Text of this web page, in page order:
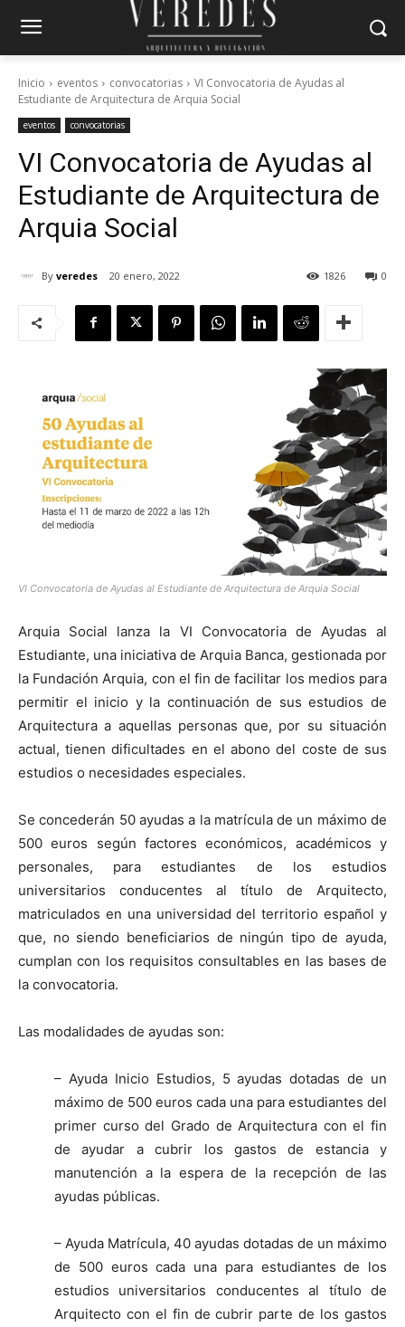
Inicio eventos convocatorias
VI Convocatoria de Ayudas al
Estudiante de Arquitectura de Arquia Social
eventos convocatorias
VI Convocatoria de Ayudas al
Estudiante de Arquitectura de
Arquia Social
By veredes 20 enero, 2022 0
1826
VI Convocatoria de Ayudas al Estudiante de Arquitectura de Arquia Social
Arquia Social lanza la VI Convocatoria de Ayudas al
Estudiante, una iniciativa de Arquia Banca, gestionada por
la Fundación Arquia, con el fin de facilitar los medios para
permitir el inicio y la continuación de sus estudios de
Arquitectura a aquellas personas que, por su situación
actual, tienen dificultades en el abono del coste de sus
estudios o necesidades especiales.
Se concederán 50 ayudas a la matrícula de un máximo de
500 euros según factores económicos, académicos y
personales, para estudiantes de los estudios
universitarios conducentes al título de Arquitecto,
matriculados en una universidad del territorio español y
que, no siendo beneficiarios de ningún tipo de ayuda,
cumplan con los requisitos consultables en las bases de
la convocatoria.
Las modalidades de ayudas son:
– Ayuda Inicio Estudios, 5 ayudas dotadas de un
máximo de 500 euros cada una para estudiantes del
primer curso del Grado de Arquitectura con el fin
de ayudar a cubrir los gastos de estancia y
manutención a la espera de la recepción de las
ayudas públicas.
– Ayuda Matrícula, 40 ayudas dotadas de un máximo
de 500 euros cada una para estudiantes de los
estudios universitarios conducentes al título de
Arquitecto con el fin de cubrir parte de los gastos